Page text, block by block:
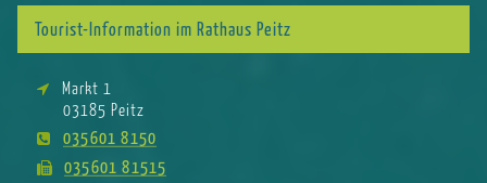
Tourist-Information im Rathaus Peitz
Markt 1
03185 Peitz
035601 8150
035601 81515